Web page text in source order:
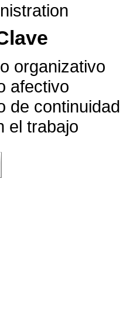
organizativo
afectivo
de continuidad
el trabajo